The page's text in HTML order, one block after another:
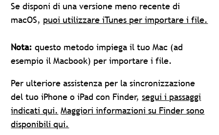
Se disponi di una versione meno recente di
macOS, puoi utilizzare iTunes per importare i file.
Nota: questo metodo impiega il tuo Mac (ad
esempio il Macbook) per importare i file.
Per ulteriore assistenza per la sincronizzazione
del tuo iPhone o iPad con Finder,segui i passaggi
indicati qui. Maggiori informazioni su Finder sono
disponibili qui.